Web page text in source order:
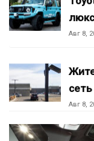
Авг 8,
Авг 8,